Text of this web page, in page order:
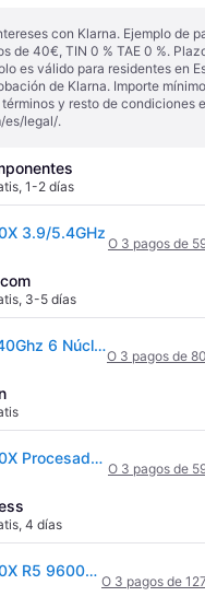
con Klarna. Ejemplo de
de 40€, TIN 0 % TAE 0 %.
es válido para residentes en
de Klarna. Importe
y resto de condiciones
es/legal/.
, 1-2 días
3.9/5.4GHz
O 3 pagos de
, 3-5 días
Ryzen 5 9600X 5.40Ghz 6 Núcleos
O 3 pagos de
AMD Ryzen 5 9600X Procesador (Tarjeta gráfica Radeon integrada, 6 núcleos/12 Threads, 65W DTP, Socket AM5, 38MB Caché, Reloj de Aumento máx. hasta 5.4 GHz, sin Ventilador)
O 3 pagos de
, 4 días
AMD Ryzen 5 9600X R5 9600X 5,4 GHz 6 núcleos 12 hilos 4NM 38M procesador de escritorio Socket AM5 CPU Proceso de juegos pero sin ventilador
O 3 pagos de